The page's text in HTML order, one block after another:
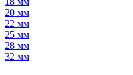
20 мм
22 мм
25 мм
28 мм
32 мм